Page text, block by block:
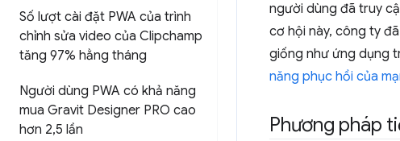
Số lượt cài đặt PWA của trình
chỉnh sửa video của Clipchamp
tăng 97% hằng tháng
Người dùng PWA có khả năng
mua Gravit Designer PRO cao
hơn 2,5 lần
người dùng đã truy
cơ hội này, công ty
giống như ứng dụng
năng phục hồi của
Phương pháp